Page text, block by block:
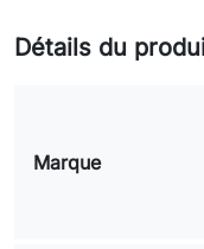
Détails du
Marque